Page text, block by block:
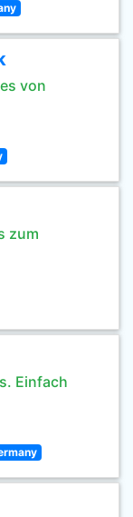
von
zum
Einfach